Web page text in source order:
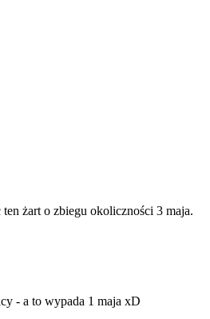
żart o zbiegu okoliczności 3 maja.
- a to wypada 1 maja xD